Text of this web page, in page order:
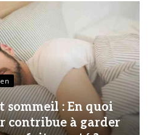
sommeil : En quoi
contribue à garder